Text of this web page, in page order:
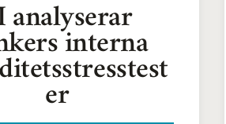
analyserar
interna
er